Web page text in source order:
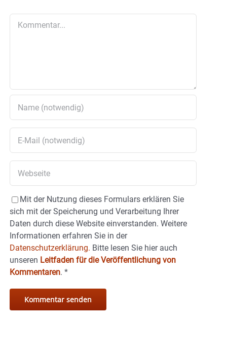
Mit der Nutzung dieses Formulars erklären Sie
sich mit der Speicherung und Verarbeitung Ihrer
Daten durch diese Website einverstanden. Weitere
Informationen erfahren Sie in der
Datenschutzerklärung. Bitte lesen Sie hier auch
unseren Leitfaden für die Veröffentlichung von
Kommentaren. *